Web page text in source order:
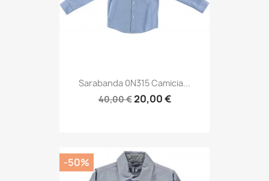
Sarabanda 0N315 Camicia...
40,00 €20,00 €
-50%